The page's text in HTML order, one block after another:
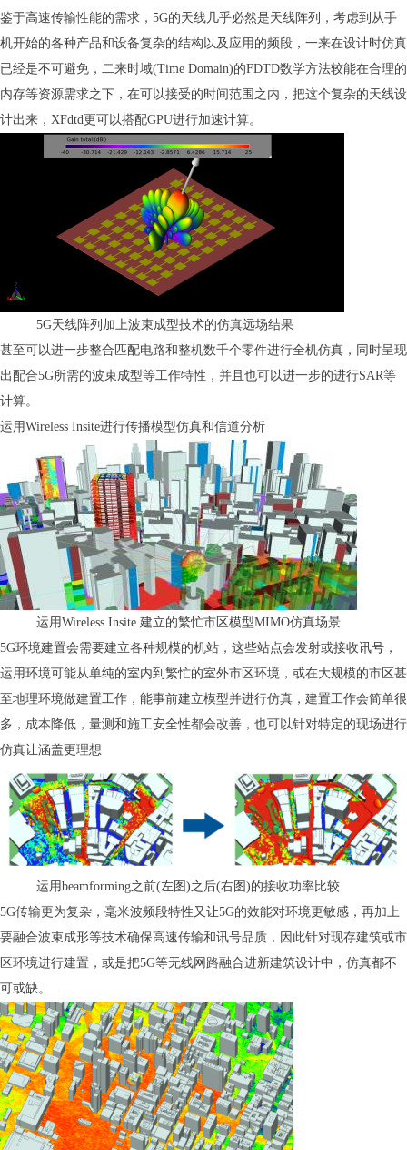
鉴于高速传输性能的需求，5G的天线几乎必然是天线阵列，考虑到从手
机开始的各种产品和设备复杂的结构以及应用的频段，一来在设计时仿真
已经是不可避免，二来时域(Time Domain)的FDTD数学方法较能在合理的
内存等资源需求之下，在可以接受的时间范围之内，把这个复杂的天线设
计出来，XFdtd更可以搭配GPU进行加速计算。
5G天线阵列加上波束成型技术的仿真远场结果
甚至可以进一步整合匹配电路和整机数千个零件进行全机仿真，同时呈现
出配合5G所需的波束成型等工作特性，并且也可以进一步的进行SAR等
计算。
运用Wireless Insite进行传播模型仿真和信道分析
运用Wireless Insite 建立的繁忙市区模型MIMO仿真场景
5G环境建置会需要建立各种规模的机站，这些站点会发射或接收讯号，
运用环境可能从单纯的室内到繁忙的室外市区环境，或在大规模的市区甚
至地理环境做建置工作，能事前建立模型并进行仿真，建置工作会简单很
多，成本降低，量测和施工安全性都会改善，也可以针对特定的现场进行
仿真让涵盖更理想
运用beamforming之前(左图)之后(右图)的接收功率比较
5G传输更为复杂，毫米波频段特性又让5G的效能对环境更敏感，再加上
要融合波束成形等技术确保高速传输和讯号品质，因此针对现存建筑或市
区环境进行建置，或是把5G等无线网路融合进新建筑设计中，仿真都不
可或缺。